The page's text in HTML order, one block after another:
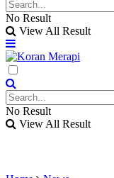
No Result
View All Result
No Result
View All Result